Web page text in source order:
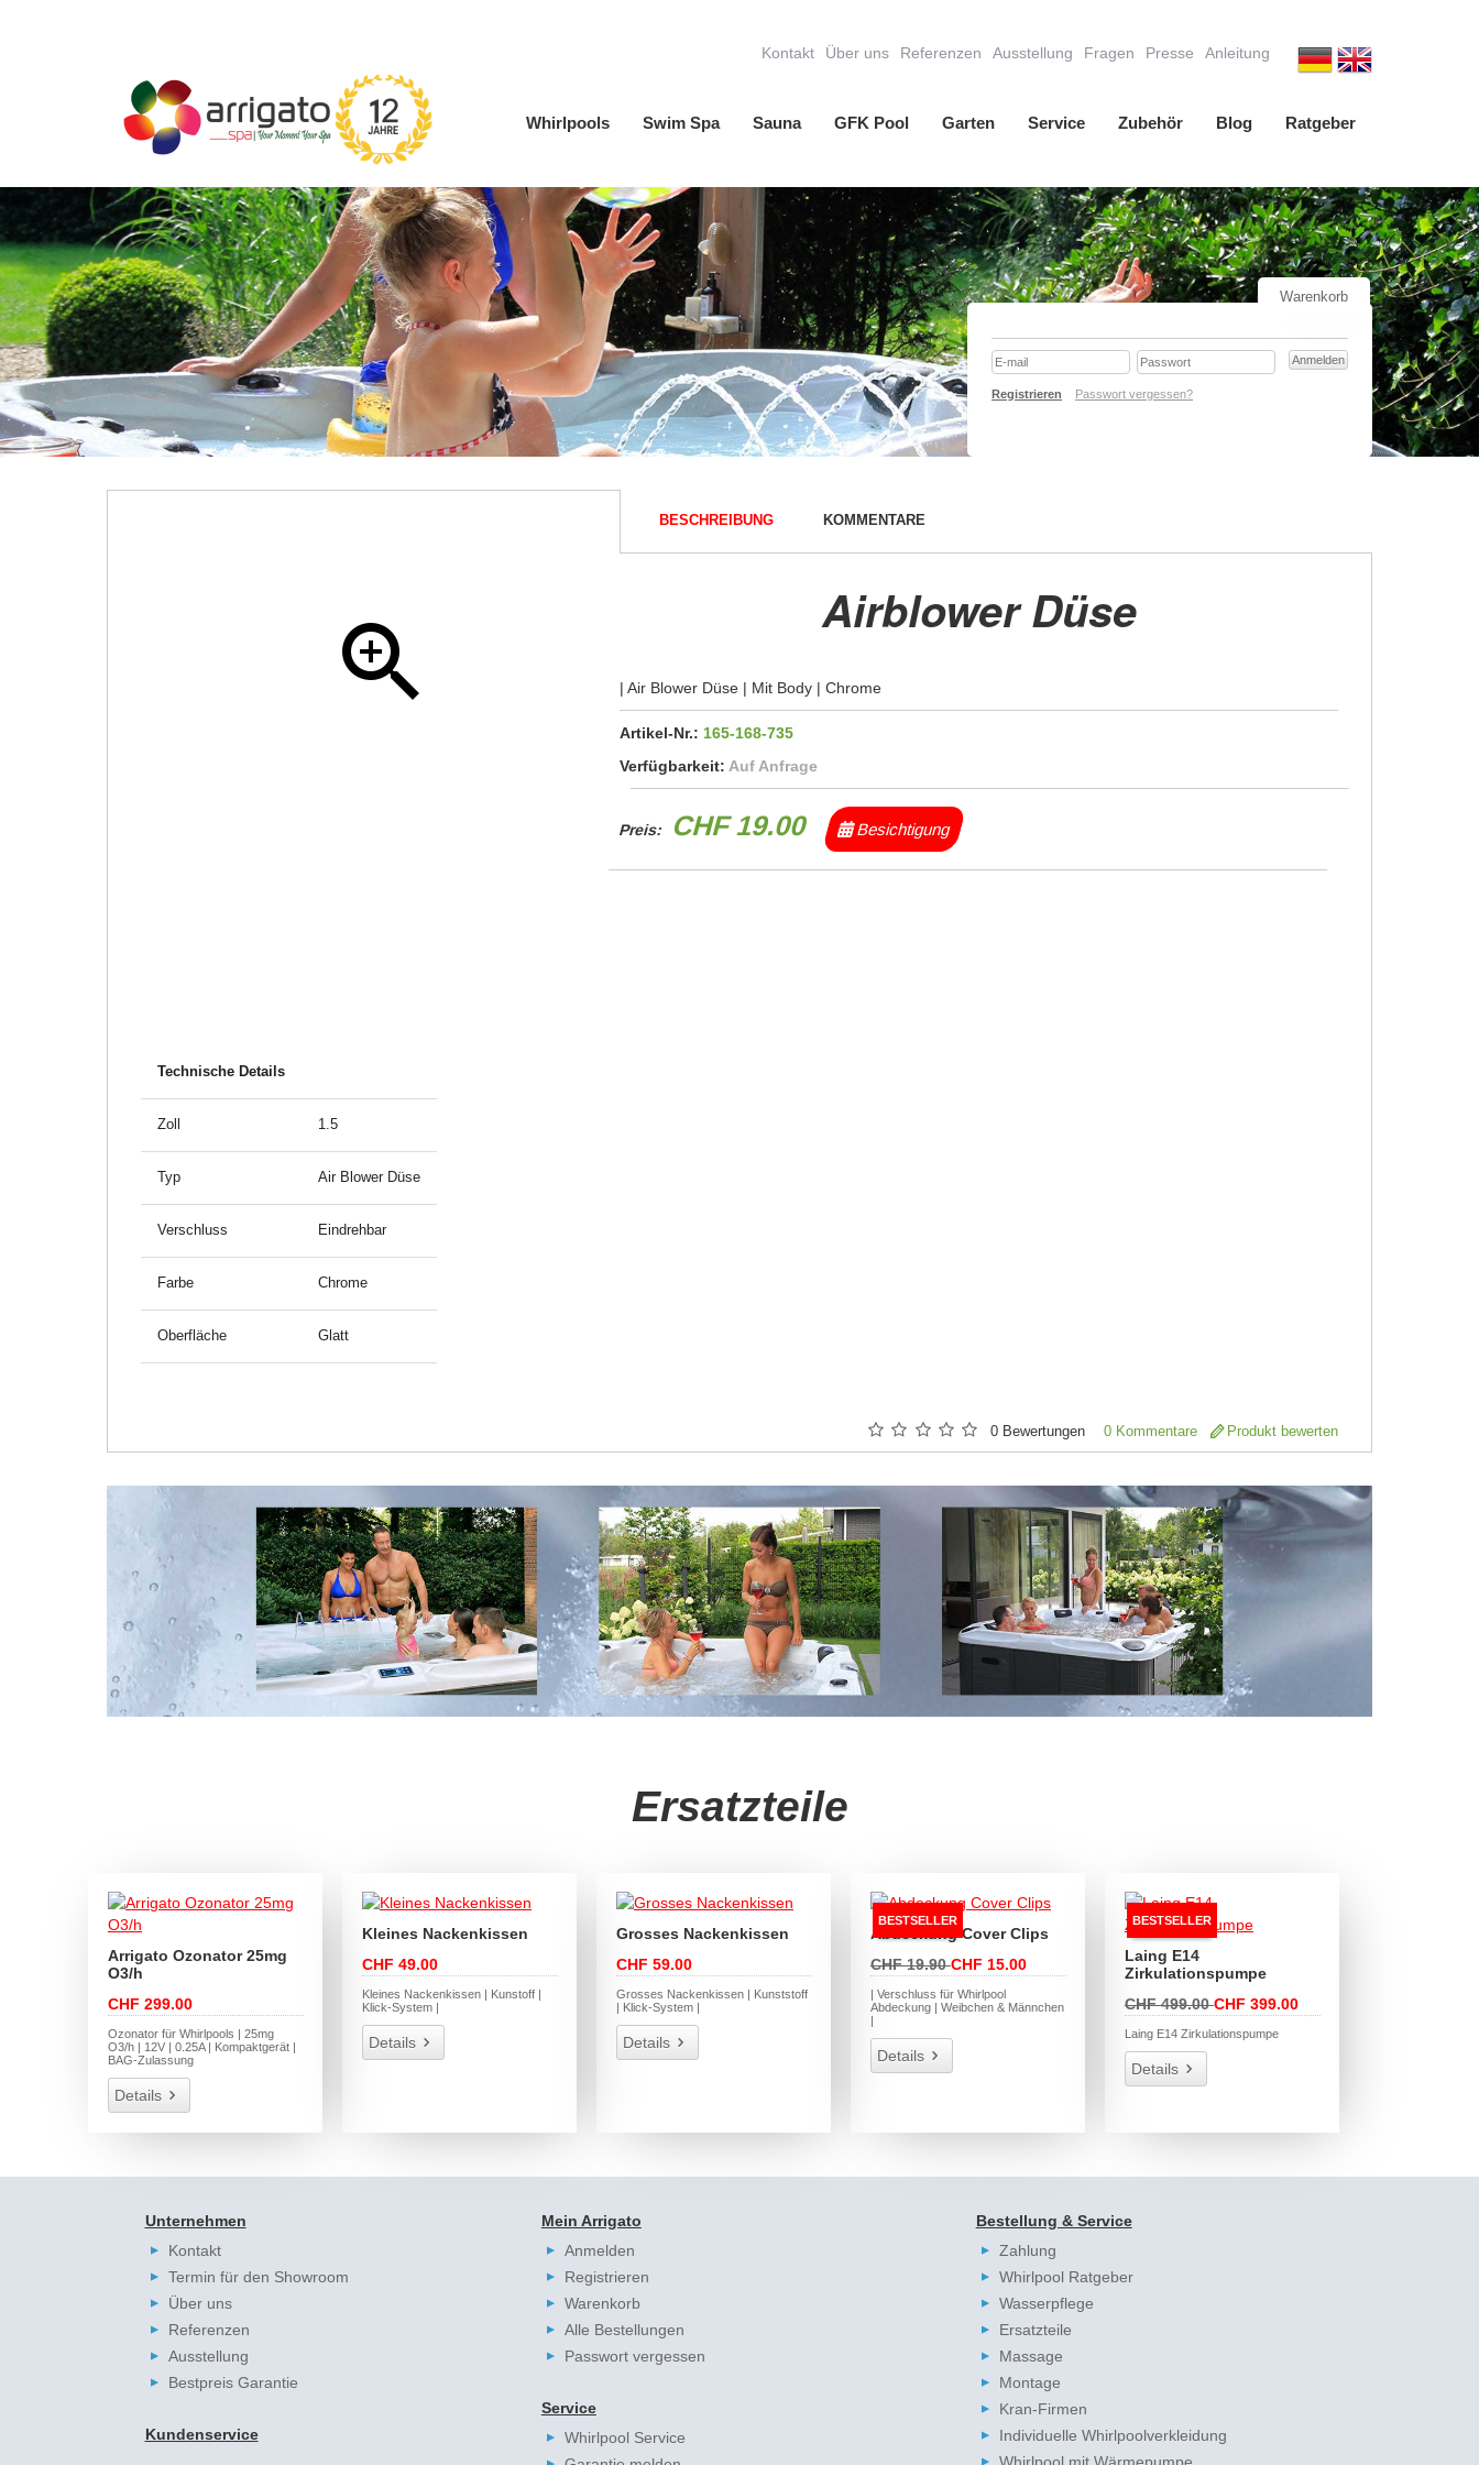
Whirlpools Swim Spa Sauna GFK Pool Garten Service Zubehör Blog Ratgeber
Kontakt Über uns Referenzen Ausstellung Fragen Presse Anleitung
Warenkorb
Registrieren Passwort vergessen?
BESCHREIBUNG KOMMENTARE
Airblower Düse
| Air Blower Düse | Mit Body | Chrome
Artikel-Nr.:165-168-735
Verfügbarkeit:Auf Anfrage
Preis: CHF 19.00 Besichtigung
Technische Details
Zoll 1.5
Typ Air Blower Düse
Verschluss Eindrehbar
Farbe Chrome
Oberfläche Glatt
0 Bewertungen 0 Kommentare Produkt bewerten
Ersatzteile
Arrigato Ozonator 25mg
O3/h
CHF 299.00
Ozonator für Whirlpools | 25mg
O3/h | 12V | 0.25A | Kompaktgerät |
BAG-Zulassung
Details
Kleines Nackenkissen
CHF 49.00
Kleines Nackenkissen | Kunstoff |
Klick-System |
Details
Grosses Nackenkissen
CHF 59.00
Grosses Nackenkissen | Kunststoff
| Klick-System |
Details
BESTSELLER
Abdeckung Cover Clips
CHF 19.90CHF 15.00
| Verschluss für Whirlpool
Abdeckung | Weibchen & Männchen
Details
BESTSELLER
Laing E14
Zirkulationspumpe
CHF 499.00CHF 399.00
Laing E14 Zirkulationspumpe
Details
Unternehmen
Kontakt
Termin für den Showroom
Über uns
Referenzen
Ausstellung
Bestpreis Garantie
Kundenservice
Mein Arrigato
Anmelden
Registrieren
Warenkorb
Alle Bestellungen
Passwort vergessen
Service
Whirlpool Service
Bestellung & Service
Zahlung
Whirlpool Ratgeber
Wasserpflege
Ersatzteile
Massage
Montage
Kran-Firmen
Individuelle Whirlpoolverkleidung